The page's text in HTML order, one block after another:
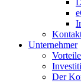
Unternehmer
Der